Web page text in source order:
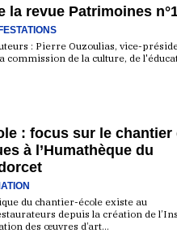
la revue Patrimoines
: Pierre Ouzoulias, vice-
commission de la culture, de
: focus sur le chantier
à l’Humathèque du
du chantier-école existe au
depuis la création de
des œuvres d’art…